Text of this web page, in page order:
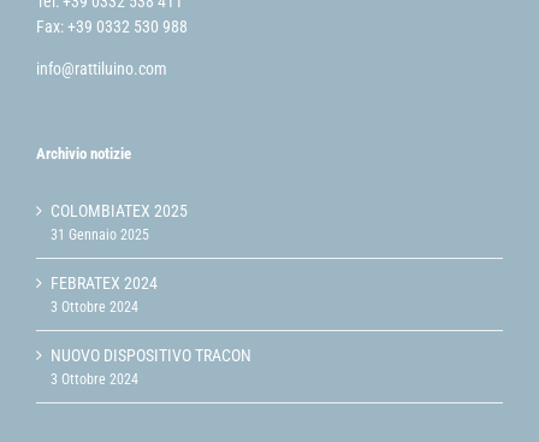
Fax: +39 0332 530 988
info@rattiluino.com
Archivio notizie
COLOMBIATEX 2025
31 Gennaio 2025
FEBRATEX 2024
3 Ottobre 2024
NUOVO DISPOSITIVO TRACON
3 Ottobre 2024